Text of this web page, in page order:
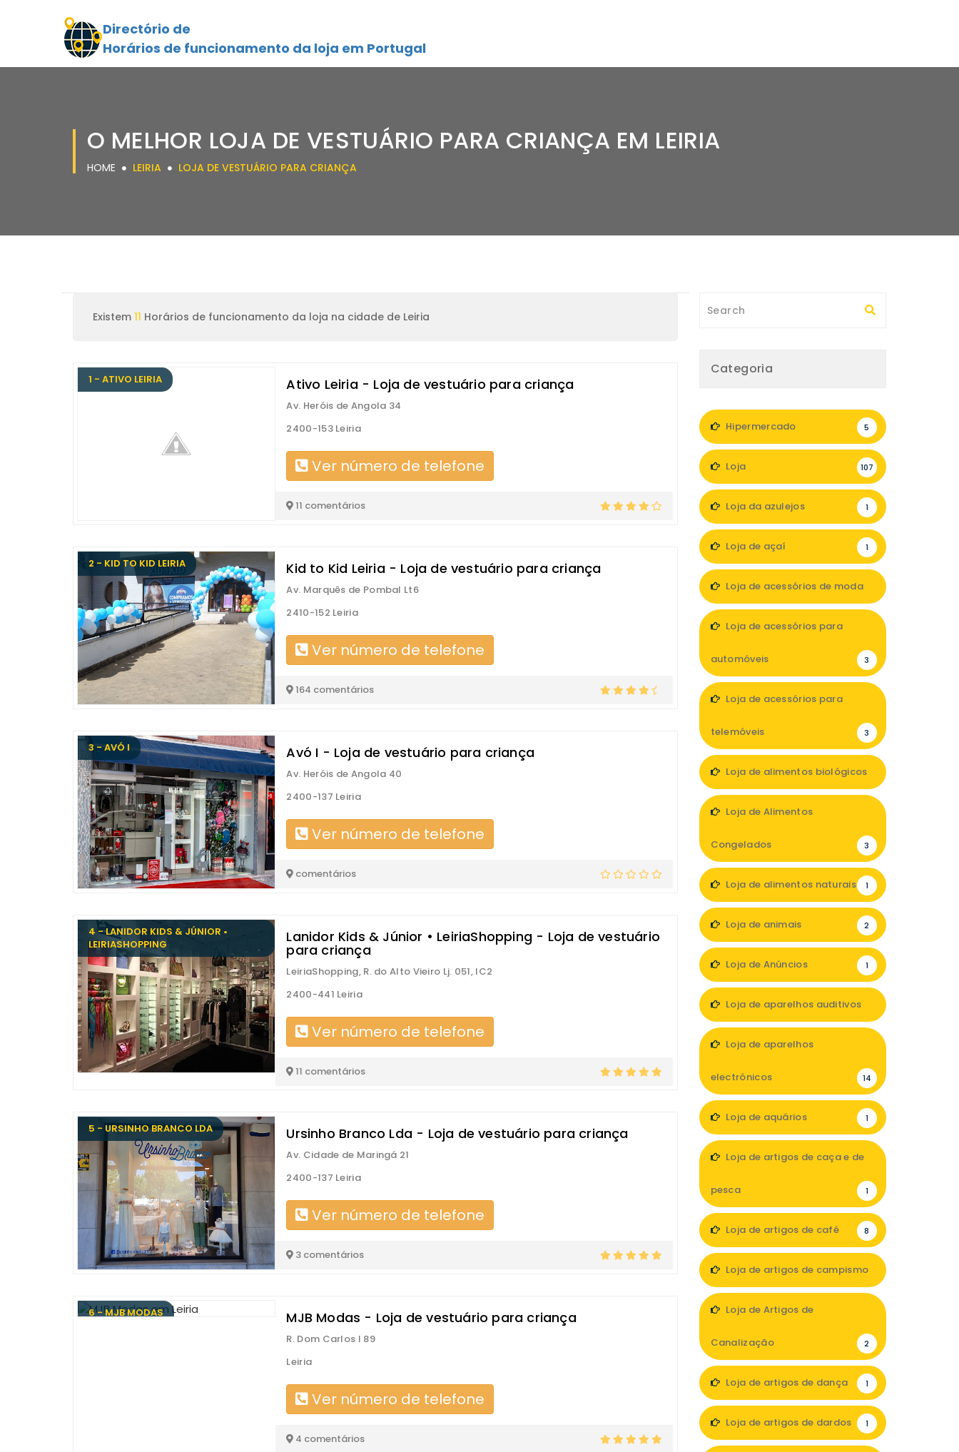
Directório de
Horários de funcionamento da loja em Portugal
O MELHOR LOJA DE VESTUÁRIO PARA CRIANÇA EM LEIRIA
HOME LEIRIA LOJA DE VESTUÁRIO PARA CRIANÇA
Existem 11 Horários de funcionamento da loja na cidade de Leiria
1 - ATIVO LEIRIA Ativo Leiria - Loja de vestuário para criança
Av. Heróis de Angola 34
2400-153 Leiria
Ver número de telefone
11 comentários
2 - KID TO KID LEIRIA Kid to Kid Leiria - Loja de vestuário para criança
Av. Marquês de Pombal Lt6
2410-152 Leiria
Ver número de telefone
164 comentários
3 - AVÓ I Avó I - Loja de vestuário para criança
Av. Heróis de Angola 40
2400-137 Leiria
Ver número de telefone
comentários
4 - LANIDOR KIDS & JÚNIOR •
LEIRIASHOPPING
Lanidor Kids & Júnior • LeiriaShopping - Loja de vestuário
para criança
LeiriaShopping, R. do Alto Vieiro Lj. 051, IC2
2400-441 Leiria
Ver número de telefone
11 comentários
5 - URSINHO BRANCO LDA Ursinho Branco Lda - Loja de vestuário para criança
Av. Cidade de Maringá 21
2400-137 Leiria
Ver número de telefone
3 comentários
6 - MJB MODAS MJB Modas - Loja de vestuário para criança
R. Dom Carlos I 89
Leiria
Ver número de telefone
4 comentários
Categoria
Hipermercado 5
Loja 107
Loja da azulejos 1
Loja de açaí 1
Loja de acessórios de moda
Loja de acessórios para
automóveis 3
Loja de acessórios para
telemóveis 3
Loja de alimentos biológicos
Loja de Alimentos
Congelados 3
Loja de alimentos naturais 1
Loja de animais 2
Loja de Anúncios 1
Loja de aparelhos auditivos
Loja de aparelhos
electrónicos 14
Loja de aquários 1
Loja de artigos de caça e de
pesca 1
Loja de artigos de café 8
Loja de artigos de campismo
Loja de Artigos de
Canalização 2
Loja de artigos de dança 1
Loja de artigos de dardos 1